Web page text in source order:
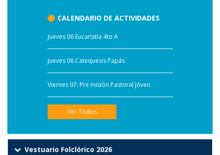
CALENDARIO DE ACTIVIDADES
Jueves 06 Eucaristía 4to A
Jueves 06 Catequesis Papás
Viernes 07: Pre misión Pastoral Jóven.
Ver Todos
Vestuario Folclórico 2026